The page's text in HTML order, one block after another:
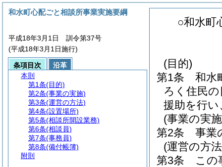
○和水町
(目的)
第1条
和水
ろく住民
援助を行
(事業の実
第2条
事業
(運営の方
第3条
この
和水町心配ごと相談所事業実施要綱
平成18年3月1日 訓令第37号
(平成18年3月1日施行)
条項目次
沿革
本則
第1条(目的)
第2条(事業の実施)
第3条(運営の方法)
第4条(設置場所)
第5条(相談所開設業務)
第6条(相談員)
第7条(事務員)
第8条(備付帳簿)
附則